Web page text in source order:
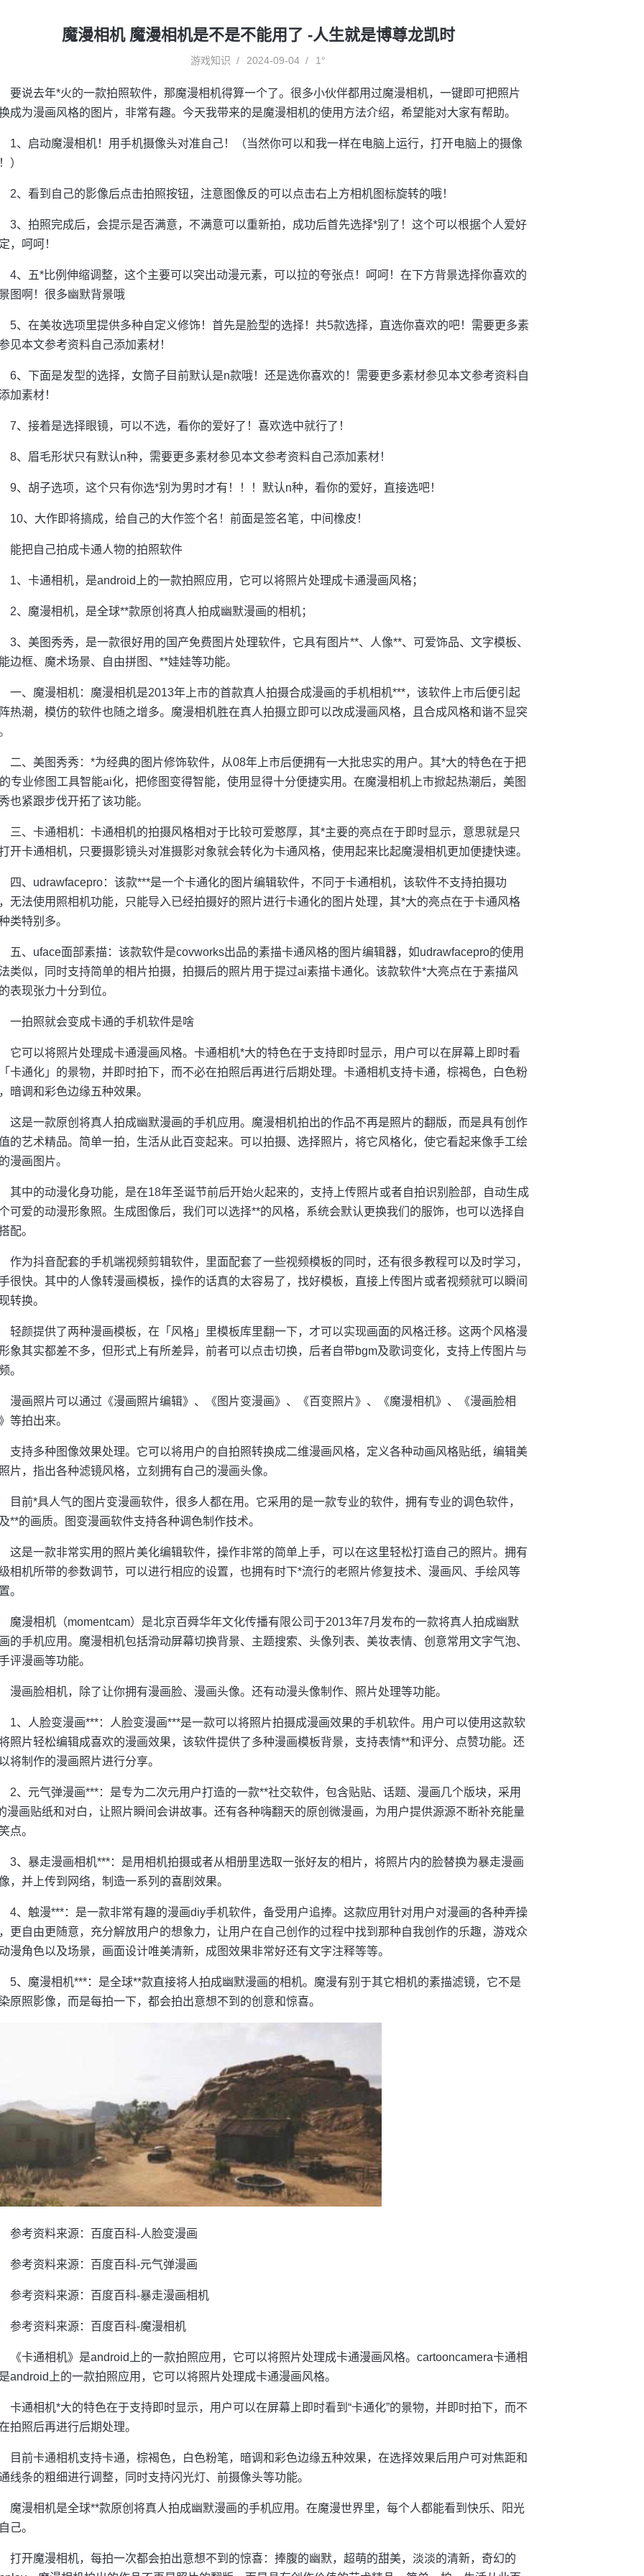
魔漫相机 魔漫相机是不是不能用了 -人生就是博尊龙凯时
游戏知识 2024-09-04 1°
要说去年*火的一款拍照软件，那魔漫相机得算一个了。很多小伙伴都用过魔漫相机，一键即可把照片
成为漫画风格的图片，非常有趣。今天我带来的是魔漫相机的使用方法介绍，希望能对大家有帮助。
1、启动魔漫相机！用手机摄像头对准自己！（当然你可以和我一样在电脑上运行，打开电脑上的摄像
）
2、看到自己的影像后点击拍照按钮，注意图像反的可以点击右上方相机图标旋转的哦！
3、拍照完成后，会提示是否满意，不满意可以重新拍，成功后首先选择*别了！这个可以根据个人爱好
，呵呵！
4、五*比例伸缩调整，这个主要可以突出动漫元素，可以拉的夸张点！呵呵！在下方背景选择你喜欢的
图啊！很多幽默背景哦
5、在美妆选项里提供多种自定义修饰！首先是脸型的选择！共5款选择，直选你喜欢的吧！需要更多素
见本文参考资料自己添加素材！
6、下面是发型的选择，女筒子目前默认是n款哦！还是选你喜欢的！需要更多素材参见本文参考资料自
加素材！
7、接着是选择眼镜，可以不选，看你的爱好了！喜欢选中就行了！
8、眉毛形状只有默认n种，需要更多素材参见本文参考资料自己添加素材！
9、胡子选项，这个只有你选*别为男时才有！！！默认n种，看你的爱好，直接选吧！
10、大作即将搞成，给自己的大作签个名！前面是签名笔，中间橡皮！
能把自己拍成卡通人物的拍照软件
1、卡通相机，是android上的一款拍照应用，它可以将照片处理成卡通漫画风格；
2、魔漫相机，是全球**款原创将真人拍成幽默漫画的相机；
3、美图秀秀，是一款很好用的国产免费图片处理软件，它具有图片**、人像**、可爱饰品、文字模板、
边框、魔术场景、自由拼图、**娃娃等功能。
一、魔漫相机：魔漫相机是2013年上市的首款真人拍摄合成漫画的手机相机***，该软件上市后便引起
热潮，模仿的软件也随之增多。魔漫相机胜在真人拍摄立即可以改成漫画风格，且合成风格和谐不显突
二、美图秀秀：*为经典的图片修饰软件，从08年上市后便拥有一大批忠实的用户。其*大的特色在于把
专业修图工具智能ai化，把修图变得智能，使用显得十分便捷实用。在魔漫相机上市掀起热潮后，美图
也紧跟步伐开拓了该功能。
三、卡通相机：卡通相机的拍摄风格相对于比较可爱憨厚，其*主要的亮点在于即时显示，意思就是只
开卡通相机，只要摄影镜头对准摄影对象就会转化为卡通风格，使用起来比起魔漫相机更加便捷快速。
四、udrawfacepro：该款***是一个卡通化的图片编辑软件，不同于卡通相机，该软件不支持拍摄功
无法使用照相机功能，只能导入已经拍摄好的照片进行卡通化的图片处理，其*大的亮点在于卡通风格
类特别多。
五、uface面部素描：该款软件是covworks出品的素描卡通风格的图片编辑器，如udrawfacepro的使用
类似，同时支持简单的相片拍摄，拍摄后的照片用于提过ai素描卡通化。该款软件*大亮点在于素描风
表现张力十分到位。
一拍照就会变成卡通的手机软件是啥
它可以将照片处理成卡通漫画风格。卡通相机*大的特色在于支持即时显示，用户可以在屏幕上即时看
卡通化」的景物，并即时拍下，而不必在拍照后再进行后期处理。卡通相机支持卡通，棕褐色，白色粉
暗调和彩色边缘五种效果。
这是一款原创将真人拍成幽默漫画的手机应用。魔漫相机拍出的作品不再是照片的翻版，而是具有创作
的艺术精品。简单一拍，生活从此百变起来。可以拍摄、选择照片，将它风格化，使它看起来像手工绘
漫画图片。
其中的动漫化身功能，是在18年圣诞节前后开始火起来的，支持上传照片或者自拍识别脸部，自动生成
可爱的动漫形象照。生成图像后，我们可以选择**的风格，系统会默认更换我们的服饰，也可以选择自
配。
作为抖音配套的手机端视频剪辑软件，里面配套了一些视频模板的同时，还有很多教程可以及时学习，
很快。其中的人像转漫画模板，操作的话真的太容易了，找好模板，直接上传图片或者视频就可以瞬间
转换。
轻颜提供了两种漫画模板，在「风格」里模板库里翻一下，才可以实现画面的风格迁移。这两个风格漫
象其实都差不多，但形式上有所差异，前者可以点击切换，后者自带bgm及歌词变化，支持上传图片与
。
漫画照片可以通过《漫画照片编辑》、《图片变漫画》、《百变照片》、《魔漫相机》、《漫画脸相
等拍出来。
支持多种图像效果处理。它可以将用户的自拍照转换成二维漫画风格，定义各种动画风格贴纸，编辑美
片，指出各种滤镜风格，立刻拥有自己的漫画头像。
目前*具人气的图片变漫画软件，很多人都在用。它采用的是一款专业的软件，拥有专业的调色软件，
**的画质。图变漫画软件支持各种调色制作技术。
这是一款非常实用的照片美化编辑软件，操作非常的简单上手，可以在这里轻松打造自己的照片。拥有
相机所带的参数调节，可以进行相应的设置，也拥有时下*流行的老照片修复技术、漫画风、手绘风等
。
魔漫相机（momentcam）是北京百舜华年文化传播有限公司于2013年7月发布的一款将真人拍成幽默
的手机应用。魔漫相机包括滑动屏幕切换背景、主题搜索、头像列表、美妆表情、创意常用文字气泡、
评漫画等功能。
漫画脸相机，除了让你拥有漫画脸、漫画头像。还有动漫头像制作、照片处理等功能。
1、人脸变漫画***：人脸变漫画***是一款可以将照片拍摄成漫画效果的手机软件。用户可以使用这款软
照片轻松编辑成喜欢的漫画效果，该软件提供了多种漫画模板背景，支持表情**和评分、点赞功能。还
将制作的漫画照片进行分享。
2、元气弹漫画***：是专为二次元用户打造的一款**社交软件，包含贴贴、话题、漫画几个版块，采用
漫画贴纸和对白，让照片瞬间会讲故事。还有各种嗨翻天的原创微漫画，为用户提供源源不断补充能量
点。
3、暴走漫画相机***：是用相机拍摄或者从相册里选取一张好友的相片，将照片内的脸替换为暴走漫画
，并上传到网络，制造一系列的喜剧效果。
4、触漫***：是一款非常有趣的漫画diy手机软件，备受用户追捧。这款应用针对用户对漫画的各种弄操
更自由更随意，充分解放用户的想象力，让用户在自己创作的过程中找到那种自我创作的乐趣，游戏众
漫角色以及场景，画面设计唯美清新，成图效果非常好还有文字注释等等。
5、魔漫相机***：是全球**款直接将人拍成幽默漫画的相机。魔漫有别于其它相机的素描滤镜，它不是
原照影像，而是每拍一下，都会拍出意想不到的创意和惊喜。
参考资料来源：百度百科-人脸变漫画
参考资料来源：百度百科-元气弹漫画
参考资料来源：百度百科-暴走漫画相机
参考资料来源：百度百科-魔漫相机
《卡通相机》是android上的一款拍照应用，它可以将照片处理成卡通漫画风格。cartooncamera卡通相
android上的一款拍照应用，它可以将照片处理成卡通漫画风格。
卡通相机*大的特色在于支持即时显示，用户可以在屏幕上即时看到“卡通化”的景物，并即时拍下，而不
拍照后再进行后期处理。
目前卡通相机支持卡通，棕褐色，白色粉笔，暗调和彩色边缘五种效果，在选择效果后用户可对焦距和
线条的粗细进行调整，同时支持闪光灯、前摄像头等功能。
魔漫相机是全球**款原创将真人拍成幽默漫画的手机应用。在魔漫世界里，每个人都能看到快乐、阳光
己。
打开魔漫相机，每拍一次都会拍出意想不到的惊喜：捧腹的幽默，超萌的甜美，淡淡的清新，奇幻的